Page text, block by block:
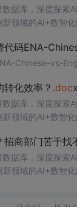
据库，深度探索
领域的AI+数智
代码ENA-
Chinese-vs-
转化效率？.docx
据库，深度探索
领域的AI+数智
商部门苦于
据库，深度探索
领域的AI+数智